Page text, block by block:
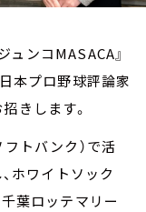
ンコMASACA』
本プロ野球評論家
きします。
トバンク）で活
ホワイトソック
葉ロッテマリー